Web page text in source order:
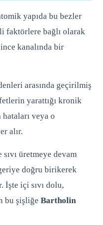
yapıda bu bezler
faktörlere bağlı olarak
kanalında bir
arasında geçirilmiş
yarattığı kronik
veya o
alır.
üretmeye devam
geriye doğru birikerek
İşte içi sıvı dolu,
bu şişliğeBartholin